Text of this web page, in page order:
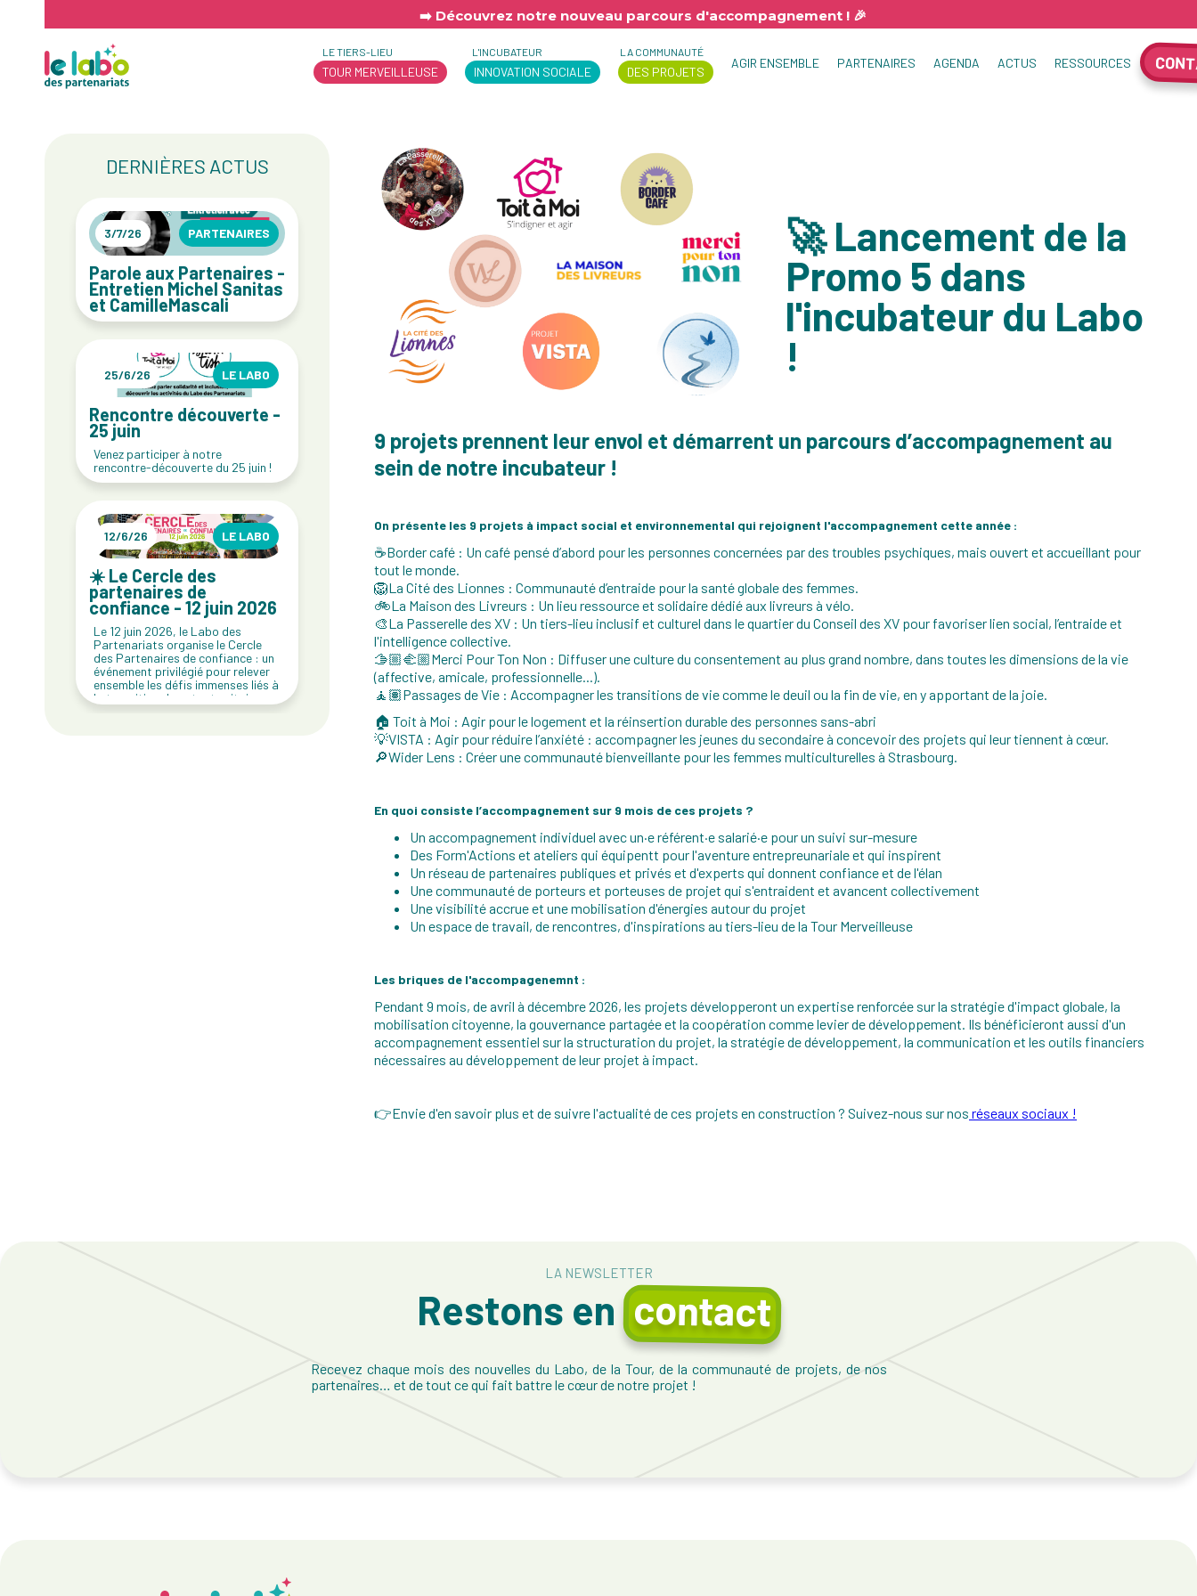
➡️ Découvrez notre nouveau parcours d'accompagnement ! 🎉
LE TIERS-LIEU
TOUR MERVEILLEUSE
L'INCUBATEUR
INNOVATION SOCIALE
LA COMMUNAUTÉ
DES PROJETS
AGIR ENSEMBLE PARTENAIRES AGENDA ACTUS RESSOURCES
DERNIÈRES ACTUS
3/7/26 PARTENAIRES
Parole aux Partenaires -
Entretien Michel Sanitas
et CamilleMascali
25/6/26 LE LABO
Rencontre découverte -
25 juin
Venez participer à notre
rencontre-découverte du 25 juin !
12/6/26 LE LABO
☀️ Le Cercle des
partenaires de
confiance - 12 juin 2026
Le 12 juin 2026, le Labo des
Partenariats organise le Cercle
des Partenaires de confiance : un
événement privilégié pour relever
ensemble les défis immenses liés à
la transition de notre territoire par
🚀 Lancement de la
Promo 5 dans
l'incubateur du Labo
!
9 projets prennent leur envol et démarrent un parcours d’accompagnement au
sein de notre incubateur !
On présente les 9 projets à impact social et environnemental qui rejoignent l'accompagnement cette année :
☕Border café : Un café pensé d’abord pour les personnes concernées par des troubles psychiques, mais ouvert et accueillant pour
tout le monde.
🦁La Cité des Lionnes : Communauté d’entraide pour la santé globale des femmes.
🚲La Maison des Livreurs : Un lieu ressource et solidaire dédié aux livreurs à vélo.
🎨La Passerelle des XV : Un tiers-lieu inclusif et culturel dans le quartier du Conseil des XV pour favoriser lien social, l’entraide et
l'intelligence collective.
🫱🏼‍🫲🏼Merci Pour Ton Non : Diffuser une culture du consentement au plus grand nombre, dans toutes les dimensions de la vie
(affective, amicale, professionnelle...).
🧘🏽Passages de Vie : Accompagner les transitions de vie comme le deuil ou la fin de vie, en y apportant de la joie.
🏠 Toit à Moi : Agir pour le logement et la réinsertion durable des personnes sans-abri
💡VISTA : Agir pour réduire l’anxiété : accompagner les jeunes du secondaire à concevoir des projets qui leur tiennent à cœur.
🔎Wider Lens : Créer une communauté bienveillante pour les femmes multiculturelles à Strasbourg.
En quoi consiste l’accompagnement sur 9 mois de ces projets ?
Un accompagnement individuel avec un·e référent·e salarié·e pour un suivi sur-mesure
Des Form'Actions et ateliers qui équipentt pour l'aventure entrepreunariale et qui inspirent
Un réseau de partenaires publiques et privés et d'experts qui donnent confiance et de l'élan
Une communauté de porteurs et porteuses de projet qui s'entraident et avancent collectivement
Une visibilité accrue et une mobilisation d'énergies autour du projet
Un espace de travail, de rencontres, d'inspirations au tiers-lieu de la Tour Merveilleuse
Les briques de l'accompagenemnt :
Pendant 9 mois, de avril à décembre 2026, les projets développeront un expertise renforcée sur la stratégie d'impact globale, la
mobilisation citoyenne, la gouvernance partagée et la coopération comme levier de développement. Ils bénéficieront aussi d'un
accompagnement essentiel sur la structuration du projet, la stratégie de développement, la communication et les outils financiers
nécessaires au développement de leur projet à impact.
👉Envie d'en savoir plus et de suivre l'actualité de ces projets en construction ? Suivez-nous sur nos réseaux sociaux !
LA NEWSLETTER
Restons encontact
Recevez chaque mois des nouvelles du Labo, de la Tour, de la communauté de projets, de nos
partenaires… et de tout ce qui fait battre le cœur de notre projet !